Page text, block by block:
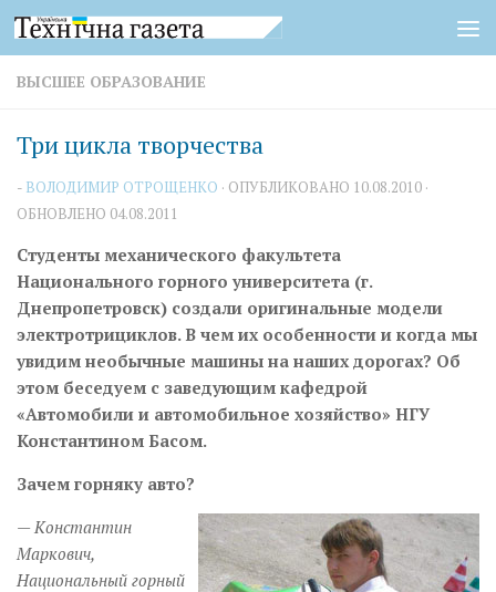
Перейти к содержимому
ВЫСШЕЕ ОБРАЗОВАНИЕ
Три цикла творчества
- ВОЛОДИМИР ОТРОЩЕНКО · ОПУБЛИКОВАНО 10.08.2010 ·
ОБНОВЛЕНО 04.08.2011
Cтуденты механического факультета
Национального горного университета (г.
Днепропетровск) создали оригинальные модели
электротрициклов. В чем их особенности и когда мы
увидим необычные машины на наших дорогах? Об
этом беседуем с заведующим кафедрой
«Автомобили и автомобильное хозяйство» НГУ
Константином Басом.
Зачем горняку авто?
— Константин
Маркович,
Национальный горный